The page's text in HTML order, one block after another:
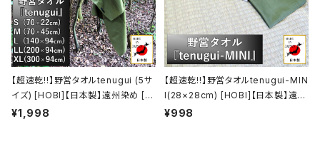
【超速乾!!】野営タオルtenugui (5サ
イズ) [HOBI]【日本製】遠州染め [職
人による注染] シャンタン生地/綿10
¥1,998
【超速乾!!】野営タオルtenugui-MIN
I(28×28cm) [HOBI]【日本製】遠州
染め [職人による注染] シャンタン生
¥998